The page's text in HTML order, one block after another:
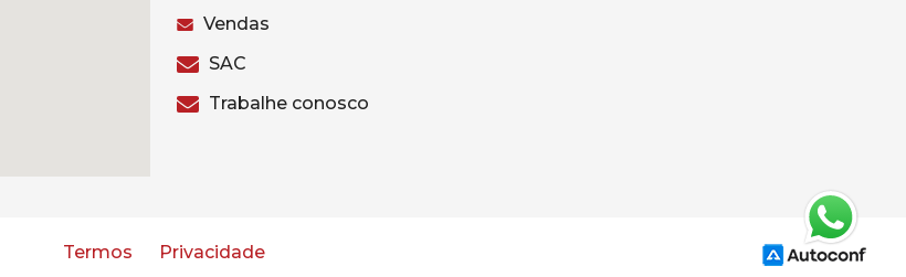
Vendas
SAC
Trabalhe conosco
Termos Privacidade